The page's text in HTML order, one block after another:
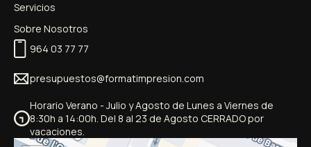
Servicios
Sobre Nosotros
964 03 77 77
presupuestos@formatimpresion.com
Horario Verano - Julio y Agosto de Lunes a Viernes de
8:30h a 14:00h. Del 8 al 23 de Agosto CERRADO por
vacaciones.